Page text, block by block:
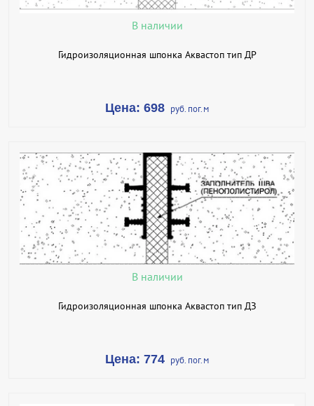
В наличии
Гидроизоляционная шпонка Аквастоп тип ДР
Цена: 698 руб. пог.м
В КОРЗИНУ
КУПИТЬ В 1 КЛИК
ПОДРОБНЕЕ
В наличии
Гидроизоляционная шпонка Аквастоп тип ДЗ
Цена: 774 руб. пог.м